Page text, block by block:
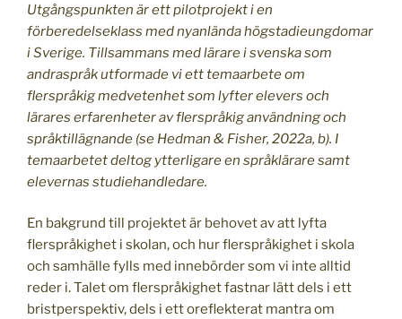
Utgångspunkten är ett pilotprojekt i en
förberedelseklass med nyanlända högstadieungdomar
i Sverige. Tillsammans med lärare i svenska som
andraspråk utformade vi ett temaarbete om
flerspråkig medvetenhet som lyfter elevers och
lärares erfarenheter av flerspråkig användning och
språktillägnande (se Hedman & Fisher, 2022a, b). I
temaarbetet deltog ytterligare en språklärare samt
elevernas studiehandledare.
En bakgrund till projektet är behovet av att lyfta
flerspråkighet i skolan, och hur flerspråkighet i skola
och samhälle fylls med innebörder som vi inte alltid
reder i. Talet om flerspråkighet fastnar lätt dels i ett
bristperspektiv, dels i ett oreflekterat mantra om